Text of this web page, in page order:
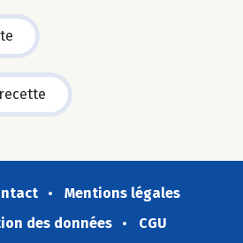
Mentions légales
des données
CGU